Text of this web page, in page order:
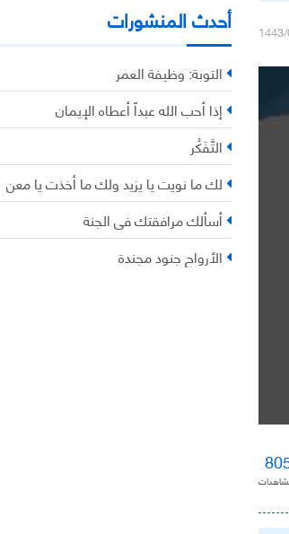
أحدث المنشورات
التوبة: وظيفة العمر
إذا أحب الله عبداً أعطاه الإيمان
التَّفَكُر
لك ما نويت يا يزيد ولك ما أخذت يا معن
أسألك مرافقتك في الجنة
الأرواح جنود مجندة